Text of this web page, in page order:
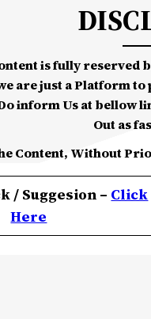
is fully
are just a Platform
inform Us at bellow
Out as
Content, Without
/ Suggesion – Click
Here